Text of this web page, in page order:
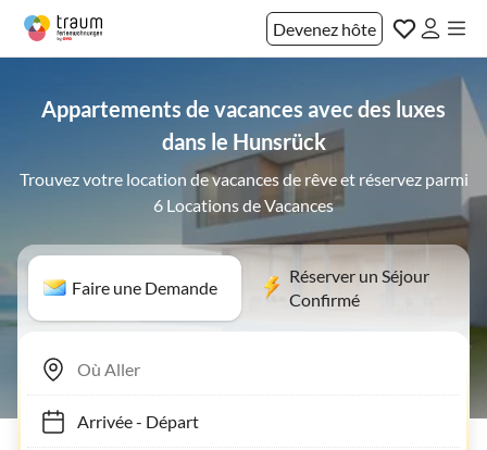
Devenez hôte
Appartements de vacances avec des luxes
dans le Hunsrück
Trouvez votre location de vacances de rêve et réservez parmi
6 Locations de Vacances
Faire une Demande
Réserver un Séjour
Confirmé
Arrivée- Départ